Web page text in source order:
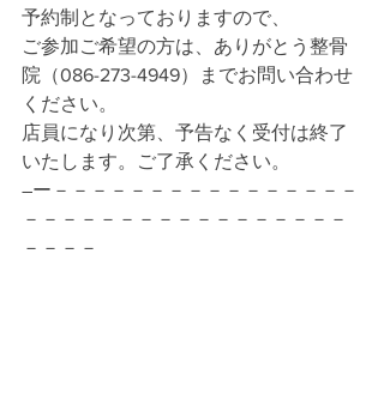
予約制となっておりますので、
ご参加ご希望の方は、ありがとう整骨
院（086-273-4949）までお問い合わせ
ください。
店員になり次第、予告なく受付は終了
いたします。ご了承ください。
―ー－－－－－－－－－－－－－－－－
－－－－－－－－－－－－－－－－－
－－－－